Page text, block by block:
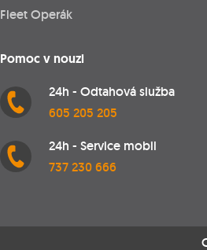
Fleet Operák
Pomoc v nouzi
24h - Odtahová služba
605 205 205
24h - Service mobil
737 230 666